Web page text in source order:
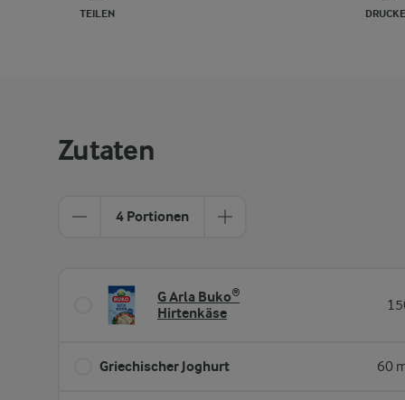
TEILEN
Zutaten
4 Portionen
G Arla Buko®
Hirtenkäse
Griechischer Joghurt 60